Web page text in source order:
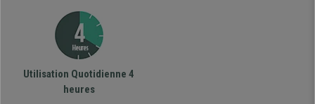
Utilisation Quotidienne 4
heures